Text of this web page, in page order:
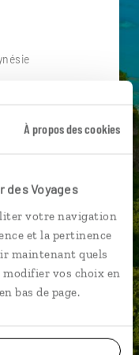
À propos des cookies
des Voyages
votre navigation
et la pertinence
maintenant quels
modifier vos choix en
bas de page.
au plus
nos studios
par email ou
avant,